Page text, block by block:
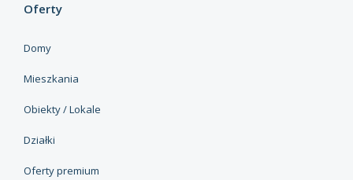
Oferty
Domy
Mieszkania
Obiekty / Lokale
Działki
Oferty premium